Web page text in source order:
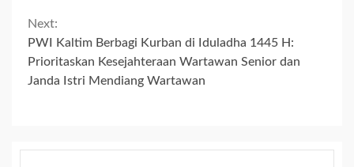
Next:
PWI Kaltim Berbagi Kurban di Iduladha 1445 H:
Prioritaskan Kesejahteraan Wartawan Senior dan
Janda Istri Mendiang Wartawan